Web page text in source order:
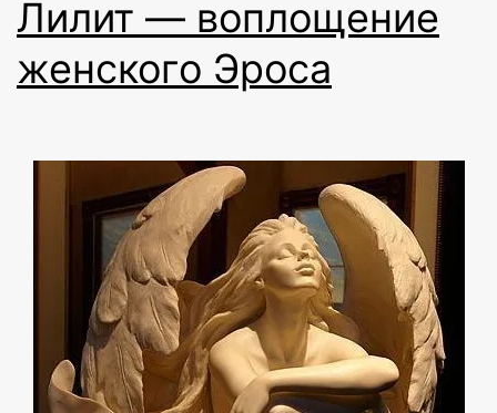
Лилит — воплощение
женского Эроса